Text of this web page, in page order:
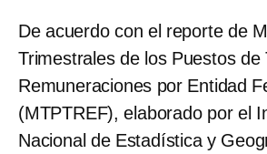
De acuerdo con el reporte de
Trimestrales de los Puestos de
Remuneraciones por Entidad
(MTPTREF), elaborado por el
Nacional de Estadística y